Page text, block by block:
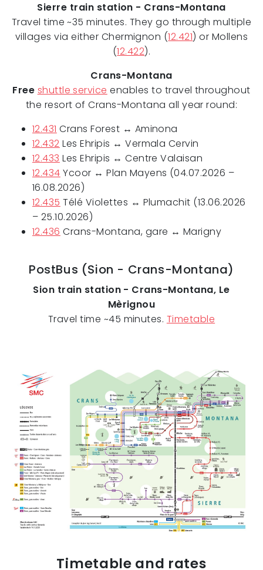
Sierre train station - Crans-Montana
Travel time ~35 minutes. They go through multiple
villages via either Chermignon (12.421) or Mollens
(12.422).
Crans-Montana
Free shuttle service enables to travel throughout
the resort of Crans-Montana all year round:
12.431 Crans Forest ↔ Aminona
12.432 Les Ehripis ↔ Vermala Cervin
12.433 Les Ehripis ↔ Centre Valaisan
12.434 Ycoor ↔ Plan Mayens (04.07.2026 –
16.08.2026)
12.435 Télé Violettes ↔ Plumachit (13.06.2026
– 25.10.2026)
12.436 Crans-Montana, gare ↔ Marigny
PostBus (Sion - Crans-Montana)
Sion train station - Crans-Montana, Le
Mèrignou
Travel time ~45 minutes. Timetable
Timetable and rates